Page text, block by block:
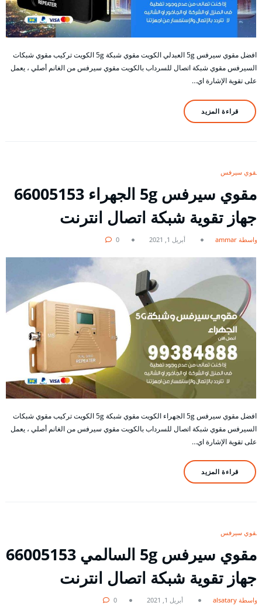
افضل مقوي سيرفس 5g العبدلي الكويت مقوي شبكة 5g الكويت تركيب مقوي شبكات
السيرفس مقوي شبكة اتصال للسرداب بالكويت مقوي سيرفس من الغانم أصلي ، يعمل
على تقوية الإشارة اي…
قراءة المزيد
مقوي سيرفس
مقوي سيرفس 5g الجهراء 66005153
جهاز تقوية شبكة اتصال انترنت
بواسطة ammar أبريل 1, 2021 0
افضل مقوي سيرفس 5g الجهراء الكويت مقوي شبكة 5g الكويت تركيب مقوي شبكات
السيرفس مقوي شبكة اتصال للسرداب بالكويت مقوي سيرفس من الغانم أصلي ، يعمل
على تقوية الإشارة اي…
قراءة المزيد
مقوي سيرفس
مقوي سيرفس 5g السالمي 66005153
جهاز تقوية شبكة اتصال انترنت
بواسطة alsatary أبريل 1, 2021 0